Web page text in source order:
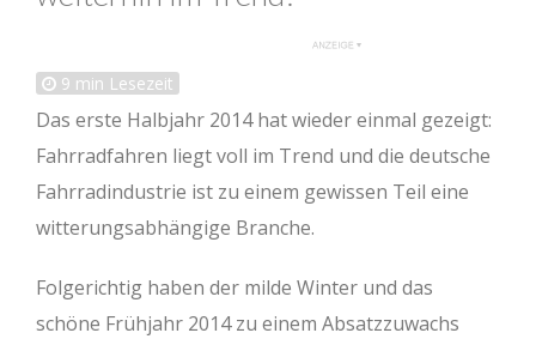
9 min Lesezeit
Das erste Halbjahr 2014 hat wieder einmal gezeigt:
Fahrradfahren liegt voll im Trend und die deutsche
Fahrradindustrie ist zu einem gewissen Teil eine
witterungsabhängige Branche.
Folgerichtig haben der milde Winter und das
schöne Frühjahr 2014 zu einem Absatzzuwachs